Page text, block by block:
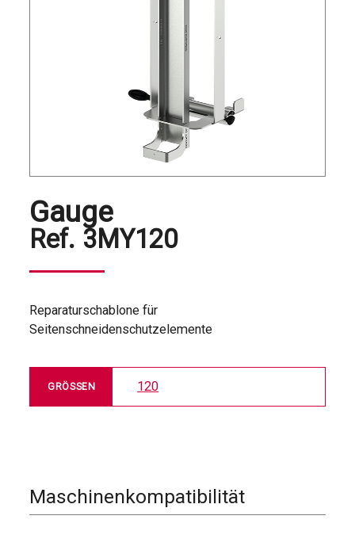
Gauge
Ref. 3MY120
Reparaturschablone für
Seitenschneidenschutzelemente
GRÖSSEN 120
Maschinenkompatibilität